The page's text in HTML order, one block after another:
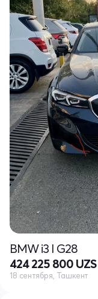
BMW i3 I G28
424 225 800 UZS
18 сентября, Ташкент